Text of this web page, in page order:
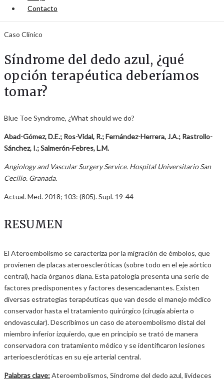
Contacto
Caso Clínico
Síndrome del dedo azul, ¿qué
opción terapéutica deberíamos
tomar?
Blue Toe Syndrome, ¿What should we do?
Abad-Gómez, D.E.; Ros-Vidal, R.; Fernández-Herrera, J.A.; Rastrollo-
Sánchez, I.; Salmerón-Febres, L.M.
Angiology and Vascular Surgery Service. Hospital Universitario San
Cecilio. Granada.
Actual. Med. 2018; 103: (805). Supl. 19-44
RESUMEN
El Ateroembolismo se caracteriza por la migración de émbolos, que
provienen de placas ateroescleróticas (sobre todo en el eje aórtico
central), hacia órganos diana. Esta patología presenta una serie de
factores predisponentes y factores desencadenantes. Existen
diversas estrategias terapéuticas que van desde el manejo médico
conservador hasta el tratamiento quirúrgico (cirugía abierta o
endovascular). Describimos un caso de ateroembolismo distal del
miembro inferior izquierdo, que en principio se trató de manera
conservadora con tratamiento médico y se identificaron lesiones
arterioescleróticas en su eje arterial central.
Palabras clave:Ateroembolismos, Síndrome del dedo azul, livideces